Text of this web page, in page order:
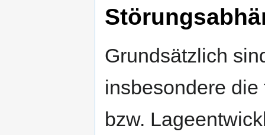
Grundsätzlich
insbesondere
bzw.